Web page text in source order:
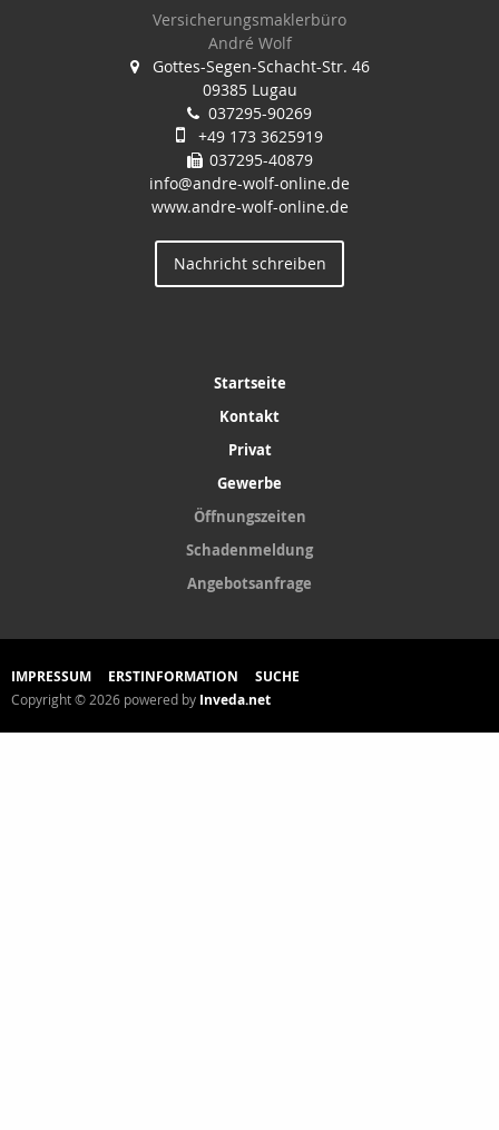
Versicherungsmaklerbüro
André Wolf
Gottes-Segen-Schacht-Str. 46
09385 Lugau
037295-90269
+49 173 3625919
037295-40879
info@andre-wolf-online.de
www.andre-wolf-online.de
Nachricht schreiben
Startseite
Kontakt
Privat
Gewerbe
Öffnungszeiten
Schadenmeldung
Angebotsanfrage
IMPRESSUM ERSTINFORMATION SUCHE
Copyright © 2026 powered by Inveda.net